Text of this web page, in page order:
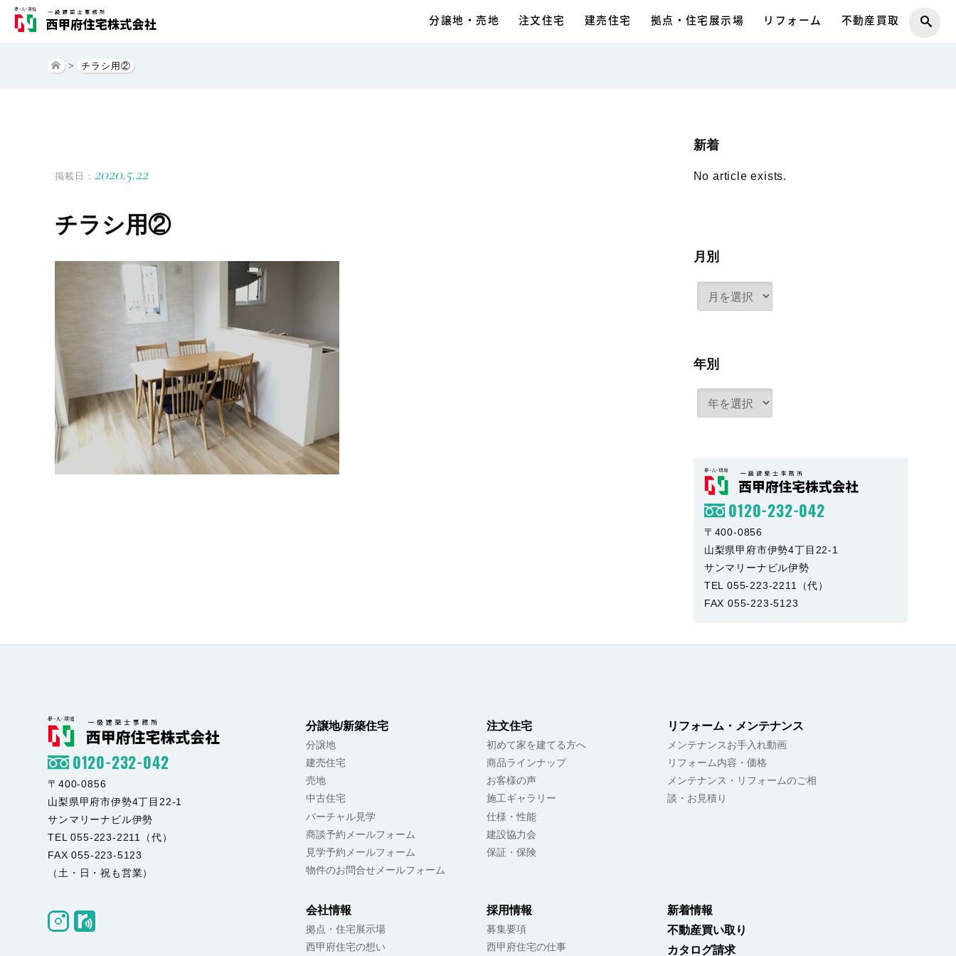
分譲地・売地 注文住宅 建売住宅 拠点・住宅展示場 リフォーム 不動産買取
> チラシ用②
掲載日： 2020.5.22
チラシ用②
新着
No article exists.
月別
年別
0120-232-042
〒400-0856
山梨県甲府市伊勢4丁目22-1
サンマリーナビル伊勢
TEL 055-223-2211（代）
FAX 055-223-5123
分譲地/新築住宅
分譲地
建売住宅
売地
中古住宅
バーチャル見学
商談予約メールフォーム
見学予約メールフォーム
物件のお問合せメールフォーム
注文住宅
初めて家を建てる方へ
商品ラインナップ
お客様の声
施工ギャラリー
仕様・性能
建設協力会
保証・保険
リフォーム・メンテナンス
メンテナンスお手入れ動画
リフォーム内容・価格
メンテナンス・リフォームのご相
談・お見積り
会社情報
拠点・住宅展示場
西甲府住宅の想い
採用情報
募集要項
西甲府住宅の仕事
新着情報
不動産買い取り
カタログ請求
0120-232-042
〒400-0856
山梨県甲府市伊勢4丁目22-1
サンマリーナビル伊勢
TEL 055-223-2211（代）
FAX 055-223-5123
（土・日・祝も営業）